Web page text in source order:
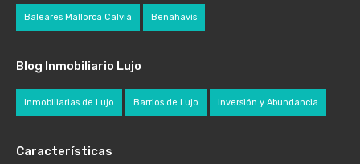
Baleares Mallorca Calvià Benahavís
Blog Inmobiliario Lujo
Inmobiliarias de Lujo Barrios de Lujo Inversión y Abundancia
Características